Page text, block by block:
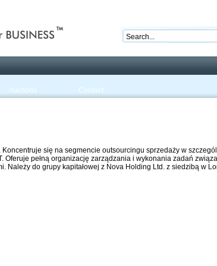
Auctions Contact
się na segmencie outsourcingu sprzedaży w
pełną organizację zarządzania i wykonania zadań
Należy do grupy kapitałowej z Nova Holding Ltd. z siedzibą w